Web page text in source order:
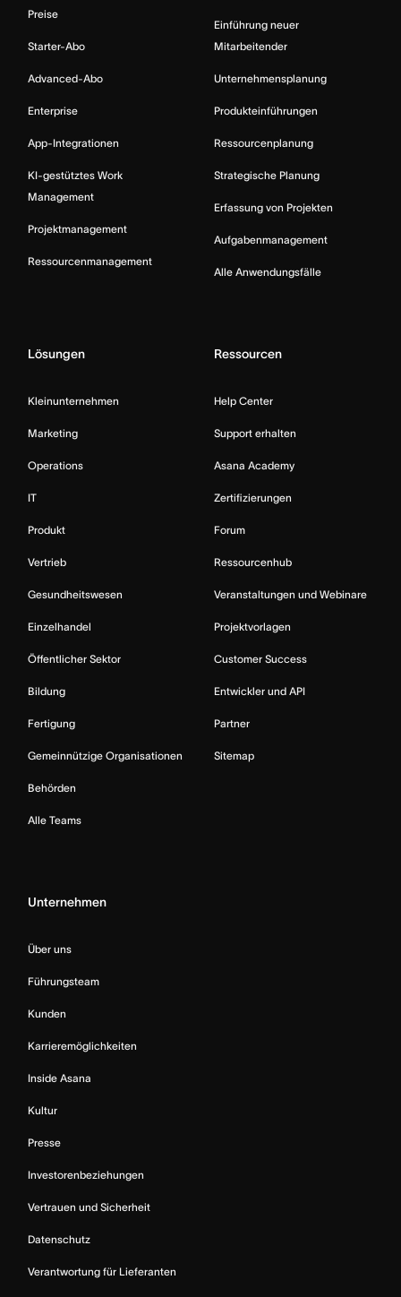
Preise
Starter-Abo
Advanced-Abo
Enterprise
App-Integrationen
KI-gestütztes Work
Management
Projektmanagement
Ressourcenmanagement
Einführung neuer
Mitarbeitender
Unternehmensplanung
Produkteinführungen
Ressourcenplanung
Strategische Planung
Erfassung von Projekten
Aufgabenmanagement
Alle Anwendungsfälle
Lösungen
Kleinunternehmen
Marketing
Operations
IT
Produkt
Vertrieb
Gesundheitswesen
Einzelhandel
Öffentlicher Sektor
Bildung
Fertigung
Gemeinnützige Organisationen
Behörden
Alle Teams
Ressourcen
Help Center
Support erhalten
Asana Academy
Zertifizierungen
Forum
Ressourcenhub
Veranstaltungen und Webinare
Projektvorlagen
Customer Success
Entwickler und API
Partner
Sitemap
Unternehmen
Über uns
Führungsteam
Kunden
Karrieremöglichkeiten
Inside Asana
Kultur
Presse
Investorenbeziehungen
Vertrauen und Sicherheit
Datenschutz
Verantwortung für Lieferanten